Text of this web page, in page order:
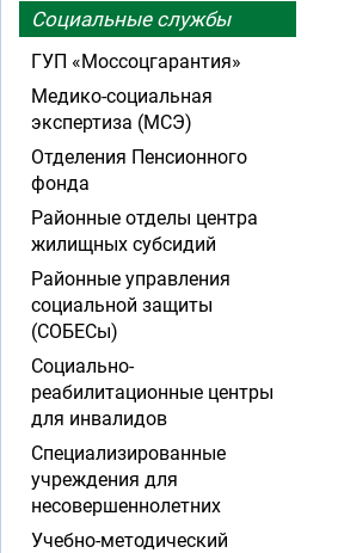
Социальные службы
ГУП «Моссоцгарантия»
Медико-социальная
экспертиза (МСЭ)
Отделения Пенсионного
фонда
Районные отделы центра
жилищных субсидий
Районные управления
социальной защиты
(СОБЕСы)
Социально-
реабилитационные центры
для инвалидов
Специализированные
учреждения для
несовершеннолетних
Учебно-методический